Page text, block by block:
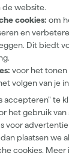
de website.
cookies: om
en
Dit biedt
voor het tonen
volgen van je
accepteren" te
het gebruik van
voor
plaatsen we
cookies. Meer
08:00 -
- 16:00
25
Beits